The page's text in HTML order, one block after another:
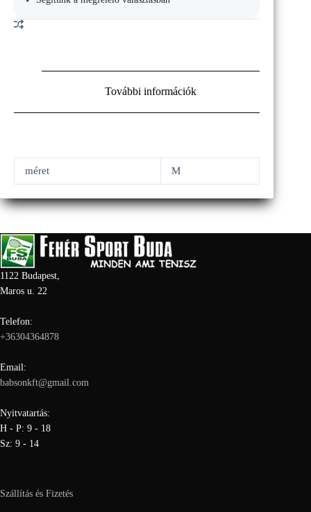
További információk
méret M
1122 Budapest,
Maros u. 22
Telefon:
+36304364878
Email:
babsonkft@gmail.com
Nyitvatartás:
H - P: 9 - 18
Sz: 9 - 14
Szállítás és Fizetés